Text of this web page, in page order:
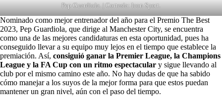
Pep Guardiola. | Cortesía: Icon Sport.
Nominado como mejor entrenador del año para el Premio The Best
2023, Pep Guardiola, que dirige al Manchester City, se encuentra
como una de las mejores candidaturas en esta oportunidad, pues ha
conseguido llevar a su equipo muy lejos en el tiempo que establece la
premiación. Así, consiguió ganar la Premier League, la Champions
League y la FA Cup con un ritmo espectacular y sigue llevando al
club por el mismo camino este año. No hay dudas de que ha sabido
cómo manejar a los suyos de la mejor forma para que estos puedan
mantener un gran nivel, aún con el paso del tiempo.